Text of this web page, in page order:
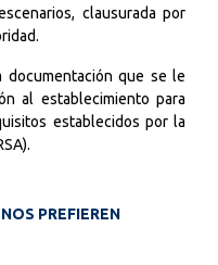
clausurada por
que se le
al establecimiento para
establecidos por la
.
PREFIEREN